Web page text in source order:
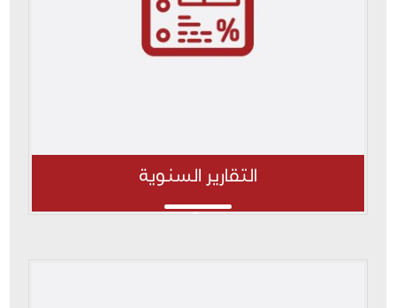
التقارير السنوية